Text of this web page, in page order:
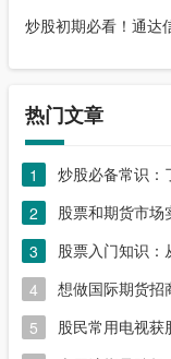
炒股初期必看！通达
热门文章
1
炒股必备常识：
2
3
4
想做国际期货招
5